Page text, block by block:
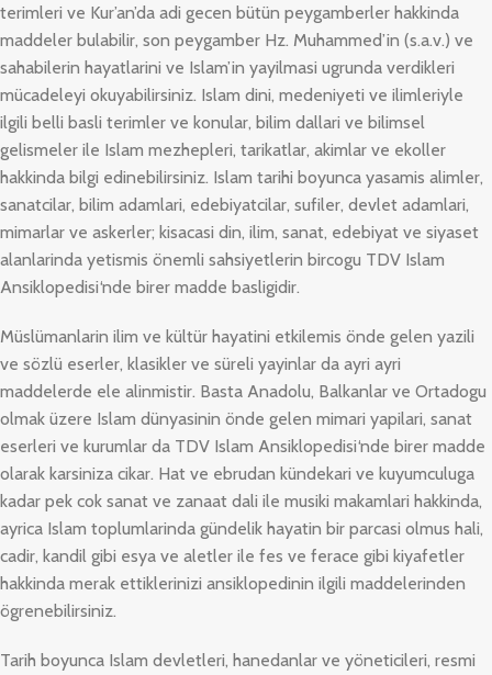
terimleri ve Kur’an’da adi gecen bütün peygamberler hakkinda
maddeler bulabilir, son peygamber Hz. Muhammed’in (s.a.v.) ve
sahabilerin hayatlarini ve Islam’in yayilmasi ugrunda verdikleri
mücadeleyi okuyabilirsiniz. Islam dini, medeniyeti ve ilimleriyle
ilgili belli basli terimler ve konular, bilim dallari ve bilimsel
gelismeler ile Islam mezhepleri, tarikatlar, akimlar ve ekoller
hakkinda bilgi edinebilirsiniz. Islam tarihi boyunca yasamis alimler,
sanatcilar, bilim adamlari, edebiyatcilar, sufiler, devlet adamlari,
mimarlar ve askerler; kisacasi din, ilim, sanat, edebiyat ve siyaset
alanlarinda yetismis önemli sahsiyetlerin bircogu TDV Islam
Ansiklopedisi‘nde birer madde basligidir.
Müslümanlarin ilim ve kültür hayatini etkilemis önde gelen yazili
ve sözlü eserler, klasikler ve süreli yayinlar da ayri ayri
maddelerde ele alinmistir. Basta Anadolu, Balkanlar ve Ortadogu
olmak üzere Islam dünyasinin önde gelen mimari yapilari, sanat
eserleri ve kurumlar da TDV Islam Ansiklopedisi‘nde birer madde
olarak karsiniza cikar. Hat ve ebrudan kündekari ve kuyumculuga
kadar pek cok sanat ve zanaat dali ile musiki makamlari hakkinda,
ayrica Islam toplumlarinda gündelik hayatin bir parcasi olmus hali,
cadir, kandil gibi esya ve aletler ile fes ve ferace gibi kiyafetler
hakkinda merak ettiklerinizi ansiklopedinin ilgili maddelerinden
ögrenebilirsiniz.
Tarih boyunca Islam devletleri, hanedanlar ve yöneticileri, resmi